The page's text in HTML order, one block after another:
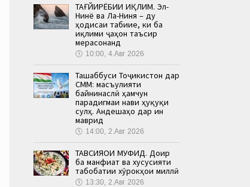
ТАҒЙИРЁБИИ ИҚЛИМ. Эл-
Нинё ва Ла-Ниня – ду
ҳодисаи табиие, ки ба
иқлими ҷаҳон таъсир
мерасонанд
🕔 10:00, 4.Авг 2026
Ташаббуси Тоҷикистон дар
СММ: масъулияти
байнинаслӣ ҳамчун
парадигмаи нави ҳуқуқи
сулҳ. Андешаҳо дар ин
маврид
🕔 14:00, 2.Авг 2026
ТАВСИЯҲОИ МУФИД. Доир
ба манфиат ва хусусияти
табобатии хӯрокҳои миллӣ
🕔 13:30, 2.Авг 2026